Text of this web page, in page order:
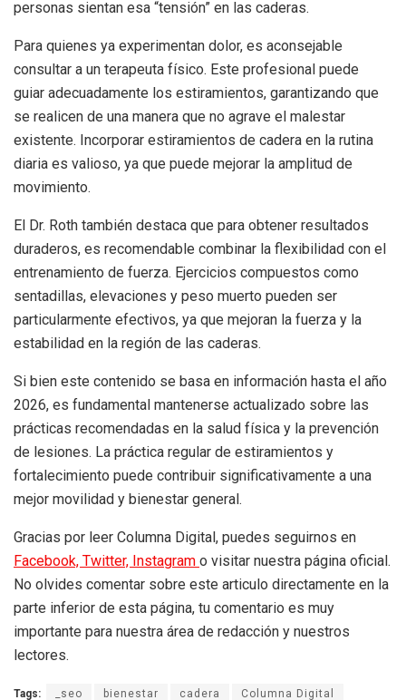
personas sientan esa “tensión” en las caderas.
Para quienes ya experimentan dolor, es aconsejable
consultar a un terapeuta físico. Este profesional puede
guiar adecuadamente los estiramientos, garantizando que
se realicen de una manera que no agrave el malestar
existente. Incorporar estiramientos de cadera en la rutina
diaria es valioso, ya que puede mejorar la amplitud de
movimiento.
El Dr. Roth también destaca que para obtener resultados
duraderos, es recomendable combinar la flexibilidad con el
entrenamiento de fuerza. Ejercicios compuestos como
sentadillas, elevaciones y peso muerto pueden ser
particularmente efectivos, ya que mejoran la fuerza y la
estabilidad en la región de las caderas.
Si bien este contenido se basa en información hasta el año
2026, es fundamental mantenerse actualizado sobre las
prácticas recomendadas en la salud física y la prevención
de lesiones. La práctica regular de estiramientos y
fortalecimiento puede contribuir significativamente a una
mejor movilidad y bienestar general.
Gracias por leer Columna Digital, puedes seguirnos en
Facebook, Twitter, Instagram o visitar nuestra página oficial.
No olvides comentar sobre este articulo directamente en la
parte inferior de esta página, tu comentario es muy
importante para nuestra área de redacción y nuestros
lectores.
Tags: _seo bienestar cadera Columna Digital